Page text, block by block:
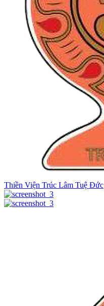
Thiền Viện Trúc Lâm Tuệ Đức